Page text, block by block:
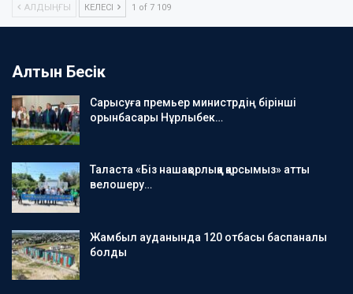
АЛДЫҢҒЫ КЕЛЕСІ 1 of 7 109
Алтын Бесік
Сарысуға премьер министрдің бірінші
орынбасары Нұрлыбек…
Таласта «Біз нашақорлыққа қарсымыз» атты
велошеру…
Жамбыл ауданында 120 отбасы баспаналы
болды